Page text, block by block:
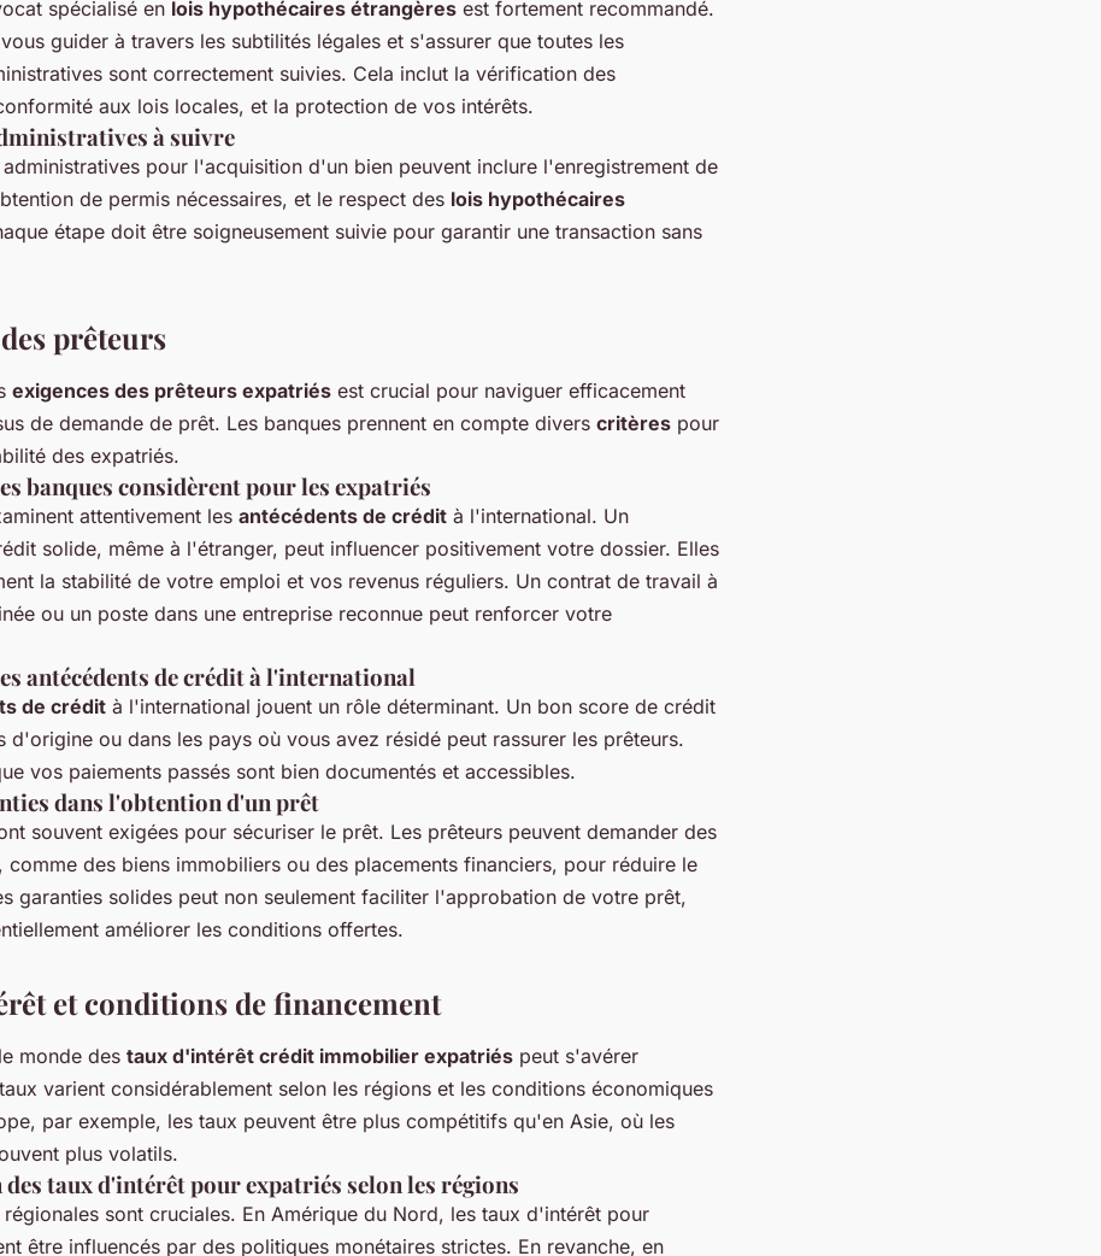
spécialisé en lois hypothécaires étrangères est fortement recommandé.
guider à travers les subtilités légales et s'assurer que toutes les
sont correctement suivies. Cela inclut la vérification des
aux lois locales, et la protection de vos intérêts.
à suivre
administratives pour l'acquisition d'un bien peuvent inclure l'enregistrement de
de permis nécessaires, et le respect des lois hypothécaires
étape doit être soigneusement suivie pour garantir une transaction sans
prêteurs
exigences des prêteurs expatriés est crucial pour naviguer efficacement
de demande de prêt. Les banques prennent en compte divers critères pour
des expatriés.
banques considèrent pour les expatriés
attentivement les antécédents de crédit à l'international. Un
solide, même à l'étranger, peut influencer positivement votre dossier. Elles
la stabilité de votre emploi et vos revenus réguliers. Un contrat de travail à
ou un poste dans une entreprise reconnue peut renforcer votre
antécédents de crédit à l'international
de crédit à l'international jouent un rôle déterminant. Un bon score de crédit
d'origine ou dans les pays où vous avez résidé peut rassurer les prêteurs.
vos paiements passés sont bien documentés et accessibles.
dans l'obtention d'un prêt
souvent exigées pour sécuriser le prêt. Les prêteurs peuvent demander des
comme des biens immobiliers ou des placements financiers, pour réduire le
garanties solides peut non seulement faciliter l'approbation de votre prêt,
améliorer les conditions offertes.
et conditions de financement
monde des taux d'intérêt crédit immobilier expatriés peut s'avérer
varient considérablement selon les régions et les conditions économiques
par exemple, les taux peuvent être plus compétitifs qu'en Asie, où les
plus volatils.
taux d'intérêt pour expatriés selon les régions
sont cruciales. En Amérique du Nord, les taux d'intérêt pour
être influencés par des politiques monétaires strictes. En revanche, en